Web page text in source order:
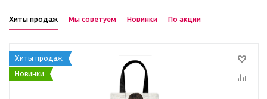
Хиты продаж Мы советуем Новинки По акции
Хиты продаж
Новинки